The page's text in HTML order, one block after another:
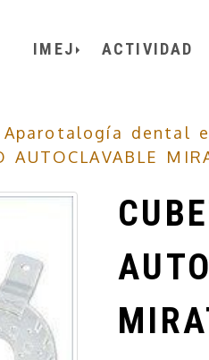
IMEJ ACTIVIDAD
Aparotalogía dental
AUTOCLAVABLE